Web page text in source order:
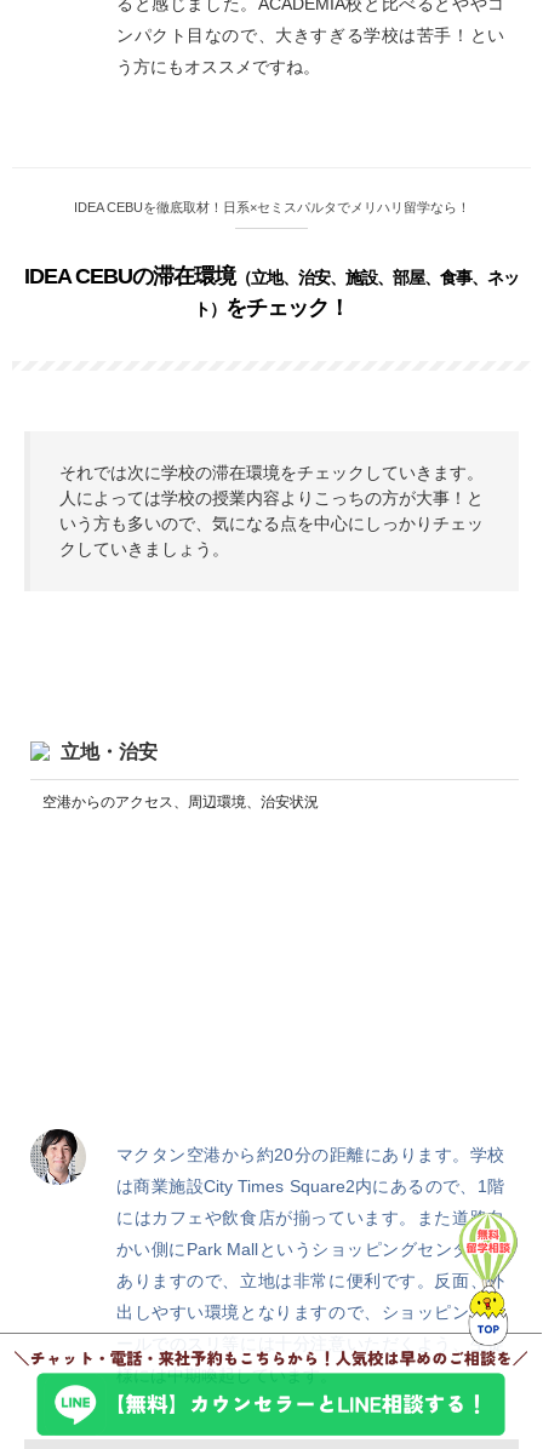
ると感じました。ACADEMIA校と比べるとややコ
ンパクト目なので、大きすぎる学校は苦手！とい
う方にもオススメですね。
IDEA CEBUを徹底取材！日系×セミスパルタでメリハリ留学なら！
IDEA CEBUの滞在環境（立地、治安、施設、部屋、食事、ネッ
ト） をチェック！
それでは次に学校の滞在環境をチェックしていきます。
人によっては学校の授業内容よりこっちの方が大事！と
いう方も多いので、気になる点を中心にしっかりチェッ
クしていきましょう。
立地・治安
空港からのアクセス、周辺環境、治安状況
マクタン空港から約20分の距離にあります。学校
は商業施設City Times Square2内にあるので、1階
にはカフェや飲食店が揃っています。また道路向
かい側にPark Mallというショッピングセンターも
ありますので、立地は非常に便利です。反面、外
出しやすい環境となりますので、ショッピングモ
ールでのスリ等には十分注意いただくよう、生徒
様には中期喚起しています。